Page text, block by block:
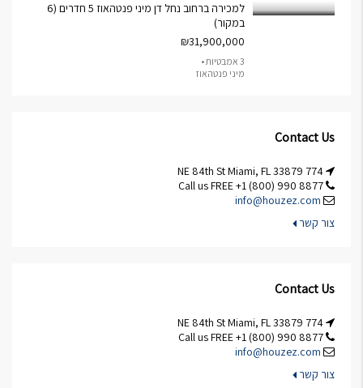
למכירה ברחוב נחל דן מיני פנטהאוז 5 חדרים (6
במקור)
₪31,900,000
3 אמבטיות •
מיני פנטהאוז
Contact Us
info@houzez.com
צור קשר
Contact Us
info@houzez.com
צור קשר